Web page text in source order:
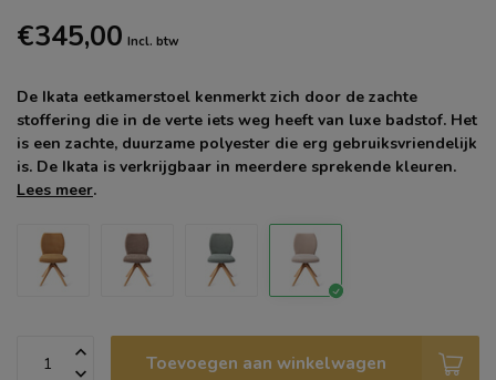
€345,00 Incl. btw
De Ikata eetkamerstoel kenmerkt zich door de zachte
stoffering die in de verte iets weg heeft van luxe badstof. Het
is een zachte, duurzame polyester die erg gebruiksvriendelijk
is. De Ikata is verkrijgbaar in meerdere sprekende kleuren.
Lees meer.
Toevoegen aan winkelwagen